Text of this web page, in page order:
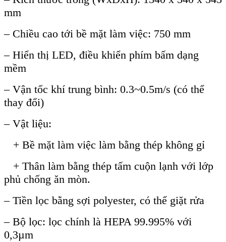
mm
– Chiều cao tới bề mặt làm việc: 750 mm
– Hiển thị LED, điều khiển phím bấm dạng
mềm
– Vận tốc khí trung bình: 0.3~0.5m/s (có thể
thay đổi)
– Vật liệu:
+ Bề mặt làm việc làm bằng thép không gỉ
+ Thân làm bằng thép tấm cuộn lạnh với lớp
phủ chống ăn mòn.
– Tiền lọc bằng sợi polyester, có thể giặt rửa
– Bộ lọc: lọc chính là HEPA 99.995% với
0,3µm